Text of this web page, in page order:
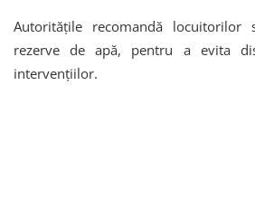
Autoritățile recomandă
rezerve de apă, pentru a evita
intervențiilor.